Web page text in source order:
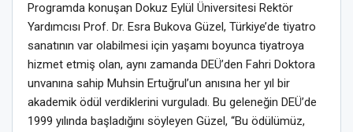
Programda konuşan Dokuz Eylül Üniversitesi Rektör
Yardımcısı Prof. Dr. Esra Bukova Güzel, Türkiye’de tiyatro
sanatının var olabilmesi için yaşamı boyunca tiyatroya
hizmet etmiş olan, aynı zamanda DEÜ’den Fahri Doktora
unvanına sahip Muhsin Ertuğrul’un anısına her yıl bir
akademik ödül verdiklerini vurguladı. Bu geleneğin DEÜ’de
1999 yılında başladığını söyleyen Güzel, “Bu ödülümüz,